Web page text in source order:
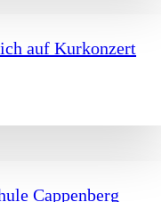
auf Kurkonzert
Cappenberg